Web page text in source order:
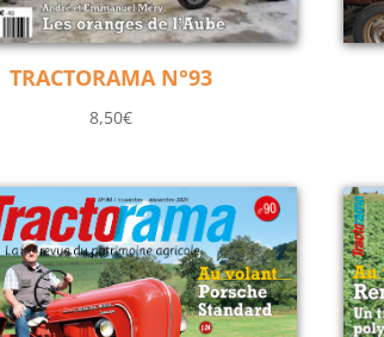
TRACTORAMA N°93
8,50€